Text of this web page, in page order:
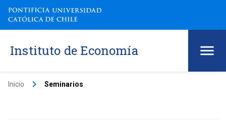
Instituto de Economía
Inicio keyboard_arrow_right Seminarios